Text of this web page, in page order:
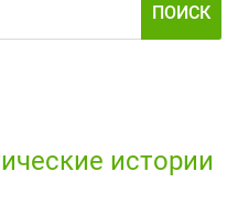
ПОИСК
истории